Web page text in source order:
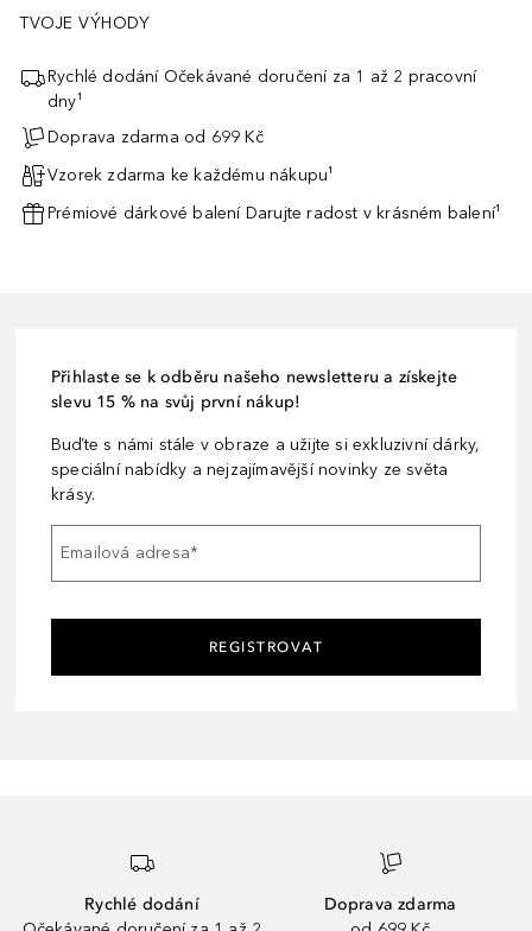
TVOJE VÝHODY
Rychlé dodání Očekávané doručení za 1 až 2 pracovní
dny¹
Doprava zdarma od 699 Kč
Vzorek zdarma ke každému nákupu¹
Prémiové dárkové balení Darujte radost v krásném balení¹
Přihlaste se k odběru našeho newsletteru a získejte
slevu 15 % na svůj první nákup!
Buďte s námi stále v obraze a užijte si exkluzivní dárky,
speciální nabídky a nejzajímavější novinky ze světa
krásy.
Emailová adresa*
REGISTROVAT
Rychlé dodání
Doprava zdarma